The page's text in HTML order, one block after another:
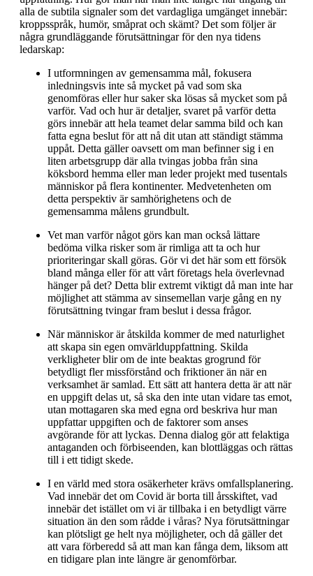
alla de subtila signaler som det vardagliga umgänget innebär:
kroppsspråk, humör, småprat och skämt? Det som följer är
några grundläggande förutsättningar för den nya tidens
ledarskap:
I utformningen av gemensamma mål, fokusera
inledningsvis inte så mycket på vad som ska
genomföras eller hur saker ska lösas så mycket som på
varför. Vad och hur är detaljer, svaret på varför detta
görs innebär att hela teamet delar samma bild och kan
fatta egna beslut för att nå dit utan att ständigt stämma
uppåt. Detta gäller oavsett om man befinner sig i en
liten arbetsgrupp där alla tvingas jobba från sina
köksbord hemma eller man leder projekt med tusentals
människor på flera kontinenter. Medvetenheten om
detta perspektiv är samhörighetens och de
gemensamma målens grundbult.
Vet man varför något görs kan man också lättare
bedöma vilka risker som är rimliga att ta och hur
prioriteringar skall göras. Gör vi det här som ett försök
bland många eller för att vårt företags hela överlevnad
hänger på det? Detta blir extremt viktigt då man inte har
möjlighet att stämma av sinsemellan varje gång en ny
förutsättning tvingar fram beslut i dessa frågor.
När människor är åtskilda kommer de med naturlighet
att skapa sin egen omvärlduppfattning. Skilda
verkligheter blir om de inte beaktas grogrund för
betydligt fler missförstånd och friktioner än när en
verksamhet är samlad. Ett sätt att hantera detta är att när
en uppgift delas ut, så ska den inte utan vidare tas emot,
utan mottagaren ska med egna ord beskriva hur man
uppfattar uppgiften och de faktorer som anses
avgörande för att lyckas. Denna dialog gör att felaktiga
antaganden och förbiseenden, kan blottläggas och rättas
till i ett tidigt skede.
I en värld med stora osäkerheter krävs omfallsplanering.
Vad innebär det om Covid är borta till årsskiftet, vad
innebär det istället om vi är tillbaka i en betydligt värre
situation än den som rådde i våras? Nya förutsättningar
kan plötsligt ge helt nya möjligheter, och då gäller det
att vara förberedd så att man kan fånga dem, liksom att
en tidigare plan inte längre är genomförbar.